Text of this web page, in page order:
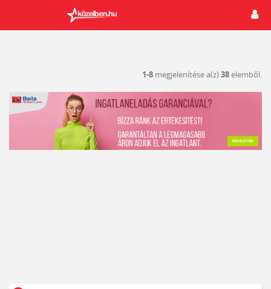
1-8 megjelenítése a(z)38elemből.